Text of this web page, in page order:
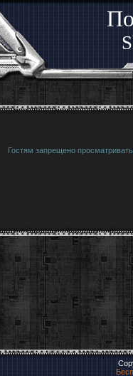
Гостям запрещено